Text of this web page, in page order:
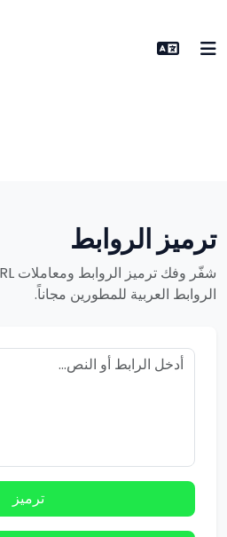
ترميز الروابط
الروابط العربية للمطورين مجاناً.
ترميز